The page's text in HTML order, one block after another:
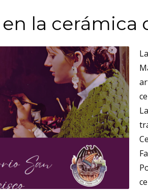
la cerámica